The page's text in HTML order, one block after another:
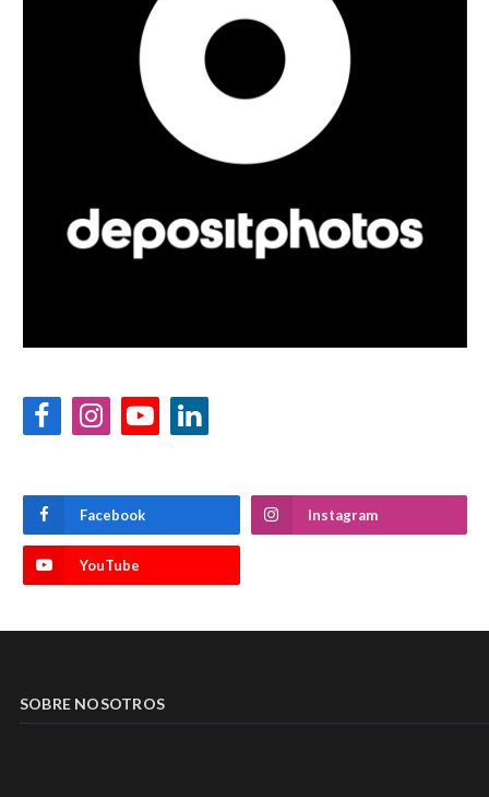
FacebookInstagramYouTubeLinkedIn
Facebook Instagram
YouTube
SOBRE NOSOTROS